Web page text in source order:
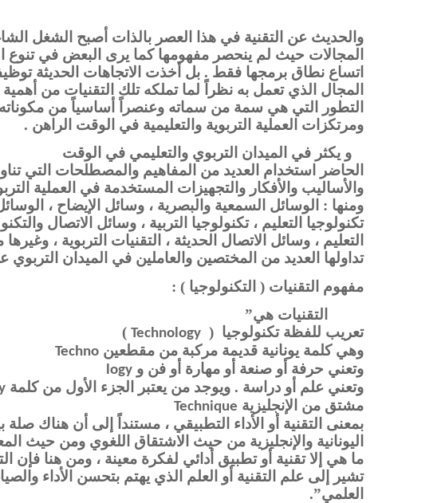
والحديث عن التقنية في هذا العصر بالذات أصبح الشغل
المجالات حيث لم ينحصر مفهومها كما يرى البعض في تنوع
اتساع نطاق برمجها فقط . بل أخذت الاتجاهات الحديثة
المجال الذي تعمل به نظراً لما تملكه تلك التقنيات من
التطور التي هي سمة من سماته وعنصراً أساسياً من
ومرتكزات العملية التربوية والتعليمية في الوقت الراهن .
و يكثر في الميدان التربوي والتعليمي في الوقت
الحاضر استخدام العديد من المفاهيم والمصطلحات التي
والأساليب والأفكار والتجهيزات المستخدمة في العملية
ومنها : الوسائل السمعية والبصرية ، وسائل الإيضاح ، الوسائل
تكنولوجيا التعليم ، تكنولوجيا التربية ، وسائل الاتصال
التعليم ، وسائل الاتصال الحديثة ، التقنيات التربوية ،
تداولها العديد من المختصين والعاملين في الميدان
مفهوم التقنيات ( التكنولوجيا ) :
التقنيات هي”
تعريب للفظة تكنولوجيا ( Technology
)
وهي كلمة يونانية قديمة مركبة من مقطعين Techno
وتعني حرفة أو صنعة أو مهارة أو فن و logy
وتعني علم أو دراسة . ويوجد من يعتبر الجزء الأول من كلمة
مشتق من الإنجليزية Technique
بمعنى التقنية أو الأداء التطبيقي ، مستنداً إلى أن هناك صلة
اليونانية والإنجليزية من حيث الاشتقاق اللغوي ومن حيث
ما هي إلا تقنية أو تطبيق أدائي لفكرة معينة ، ومن هنا فإن
تشير إلى علم التقنية أو العلم الذي يهتم بتحسن الأداء
العلمي”.